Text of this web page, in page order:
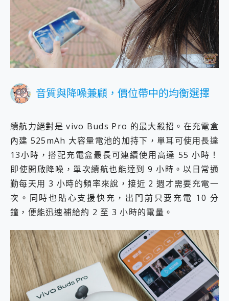
音質與降噪兼顧，價位帶中的均衡選擇
續航力絕對是 vivo Buds Pro 的最大殺招。在充電盒
內建 525mAh 大容量電池的加持下，單耳可使用長達
13小時，搭配充電盒最長可連續使用高達 55 小時！
即使開啟降噪，單次續航也能達到 9 小時。以日常通
勤每天用 3 小時的頻率來說，接近 2 週才需要充電一
次。同時也貼心支援快充，出門前只要充電 10 分
鐘，便能迅速補給約 2 至 3 小時的電量。